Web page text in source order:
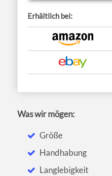
Erhältlich bei:
Was wir mögen:
Größe
Handhabung
Langlebigkeit